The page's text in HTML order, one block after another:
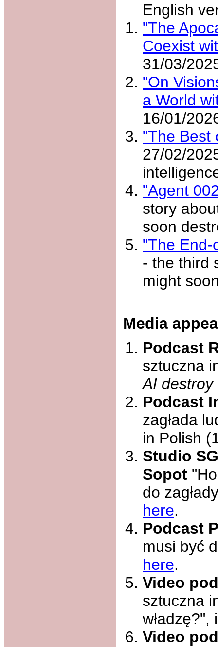
English
"The
Coexist
31/03/
"On
a World
16/01/
"The Best
27/02/
"Agent
story
soon
"The End-
- the third
might
Media
Podcast
sztuczna
AI
Podcast
zagłada
in Polish
Studio
Sopot
do
here.
Podcast
musi być
here.
Video
sztuczna
Video